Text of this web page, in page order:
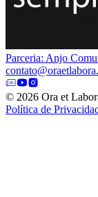
Parceria: Anjo
© 2026 Ora et
Política de